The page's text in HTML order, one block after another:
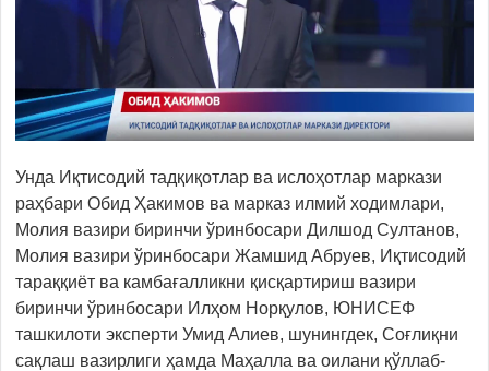
Унда Иқтисодий тадқиқотлар ва ислоҳотлар маркази
раҳбари Обид Ҳакимов ва марказ илмий ходимлари,
Молия вазири биринчи ўринбосари Дилшод Султанов,
Молия вазири ўринбосари Жамшид Абруев, Иқтисодий
тараққиёт ва камбағалликни қисқартириш вазири
биринчи ўринбосари Илҳом Норқулов, ЮНИСЕФ
ташкилоти эксперти Умид Алиев, шунингдек, Соғлиқни
сақлаш вазирлиги ҳамда Маҳалла ва оилани қўллаб-